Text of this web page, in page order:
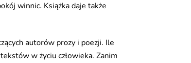
winnic. Książka daje także
autorów prozy i poezji. Ile
w życiu człowieka. Zanim